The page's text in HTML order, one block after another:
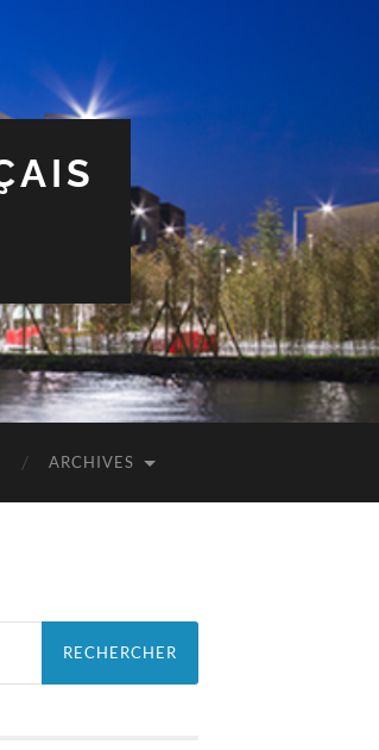
ARCHIVES